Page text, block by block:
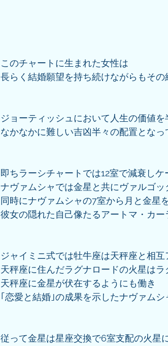
このチャートに生まれた女性は
長らく結婚願望を持ち続けながらもそ
ジョーティッシュにおいて人生の価値
なかなかに難しい吉凶半々の配置となっ
即ちラーシチャートでは12室で減衰し
ナヴァムシャでは金星と共にヴァルゴ
同時にナヴァムシャの7室から月と金星
彼女の隠れた自己像たるアートマ・カー
ジャイミニ式では牡牛座は天秤座と相
天秤座に住んだラグナロードの火星は
天秤座に金星が伏在するようにも働き
｢恋愛と結婚｣の成果を示したナヴァム
従って金星は星座交換で6室支配の火星